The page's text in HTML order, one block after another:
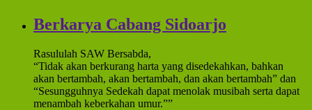
Berkarya Cabang Sidoarjo
Rasululah SAW Bersabda,
“Tidak akan berkurang harta yang disedekahkan, bahkan
akan bertambah, akan bertambah, dan akan bertambah” dan
“Sesungguhnya Sedekah dapat menolak musibah serta dapat
menambah keberkahan umur.””